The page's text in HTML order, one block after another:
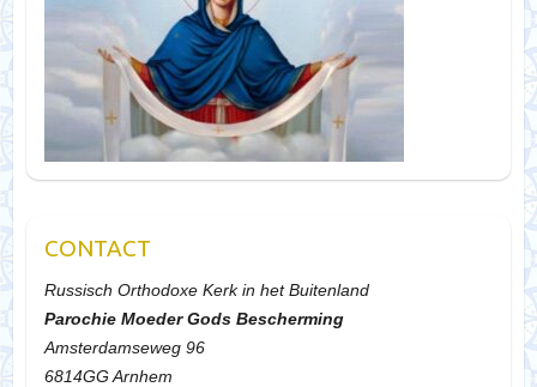
CONTACT
Russisch Orthodoxe Kerk in het Buitenland
Parochie Moeder Gods Bescherming
Amsterdamseweg 96
6814GG Arnhem